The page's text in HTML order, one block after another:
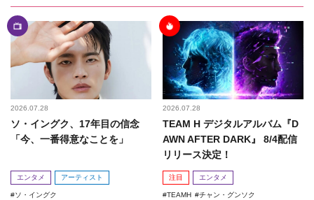
2026.07.28
ソ・イングク、17年目の信念
「今、一番得意なことを」
エンタメ アーティスト
ソ・イングク
2026.07.28
TEAM H デジタルアルバム『D
AWN AFTER DARK』 8/4配信
リリース決定！
注目 エンタメ
TEAMH チャン・グンソク